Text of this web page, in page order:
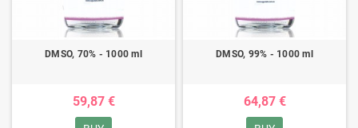
DMSO, 70% - 1000 ml
59,87 €
DMSO, 99% - 1000 ml
64,87 €